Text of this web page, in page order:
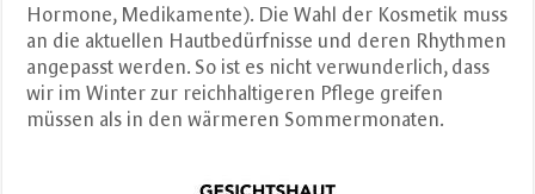
Hormone, Medikamente). Die Wahl der Kosmetik muss
an die aktuellen Hautbedürfnisse und deren Rhythmen
angepasst werden. So ist es nicht verwunderlich, dass
wir im Winter zur reichhaltigeren Pflege greifen
müssen als in den wärmeren Sommermonaten.